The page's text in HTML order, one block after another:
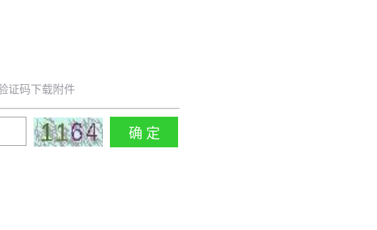
证码下载附件